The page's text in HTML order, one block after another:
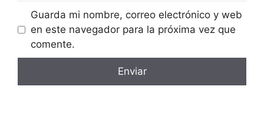
Guarda mi nombre, correo electrónico y web
en este navegador para la próxima vez que
comente.